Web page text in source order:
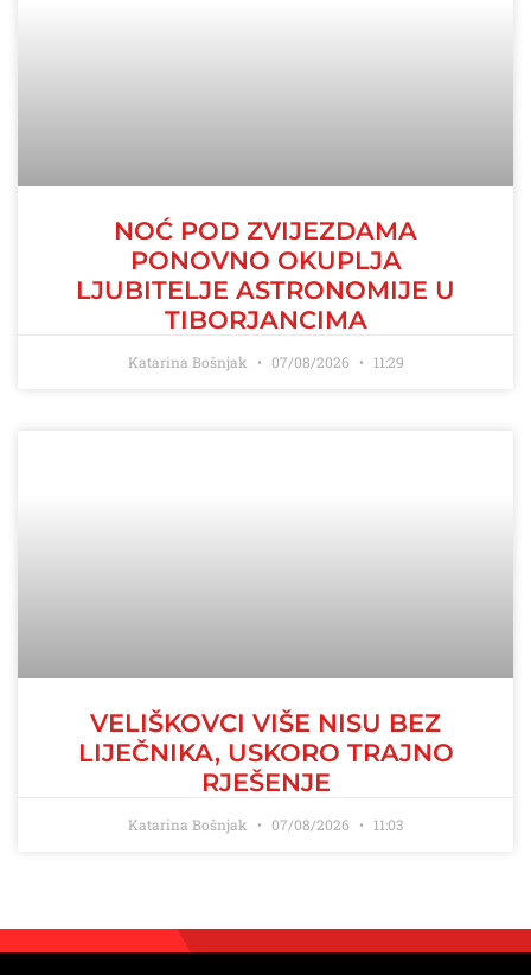
NOĆ POD ZVIJEZDAMA
PONOVNO OKUPLJA
LJUBITELJE ASTRONOMIJE U
TIBORJANCIMA
Katarina Bošnjak 07/08/2026 11:29
VELIŠKOVCI VIŠE NISU BEZ
LIJEČNIKA, USKORO TRAJNO
RJEŠENJE
Katarina Bošnjak 07/08/2026 11:03